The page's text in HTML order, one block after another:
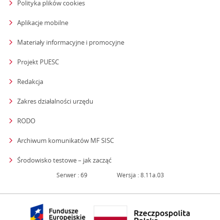
Polityka plików cookies
Aplikacje mobilne
Materiały informacyjne i promocyjne
Projekt PUESC
Redakcja
Zakres działalności urzędu
RODO
Archiwum komunikatów MF SISC
Środowisko testowe – jak zacząćstrona otwiera się w nowym oknie
Serwer : 69 Wersja : 8.11a.03